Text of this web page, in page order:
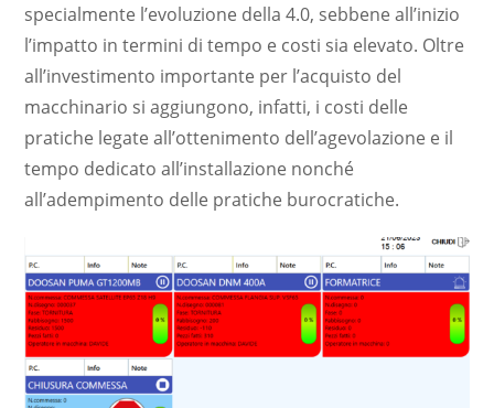
specialmente l’evoluzione della 4.0, sebbene all’inizio
l’impatto in termini di tempo e costi sia elevato. Oltre
all’investimento importante per l’acquisto del
macchinario si aggiungono, infatti, i costi delle
pratiche legate all’ottenimento dell’agevolazione e il
tempo dedicato all’installazione nonché
all’adempimento delle pratiche burocratiche.